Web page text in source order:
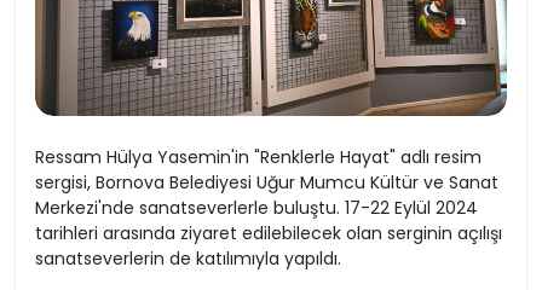
Ressam Hülya Yasemin'in "Renklerle Hayat" adlı resim
sergisi, Bornova Belediyesi Uğur Mumcu Kültür ve Sanat
Merkezi'nde sanatseverlerle buluştu. 17-22 Eylül 2024
tarihleri arasında ziyaret edilebilecek olan serginin açılışı
sanatseverlerin de katılımıyla yapıldı.